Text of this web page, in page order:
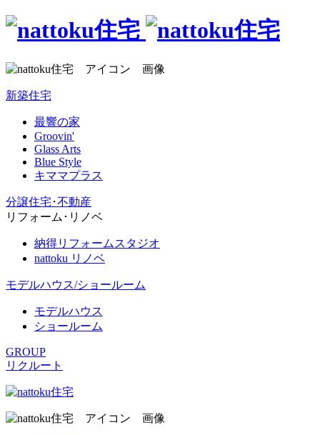
新築住宅
最響の家
Groovin'
Glass Arts
Blue Style
キママプラス
分譲住宅･不動産
リフォーム･リノベ
納得リフォームスタジオ
nattoku リノベ
モデルハウス/ショールーム
モデルハウス
ショールーム
GROUP
リクルート